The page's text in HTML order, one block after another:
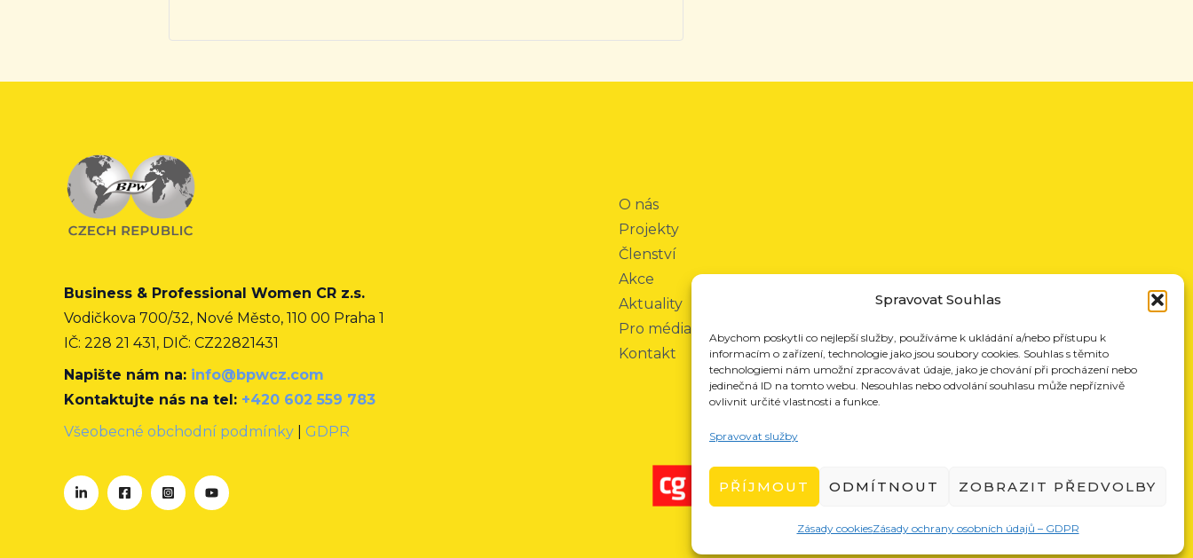
Spravovat Souhlas
Abychom poskytli co nejlepší služby, používáme k ukládání a/nebo přístupu k
informacím o zařízení, technologie jako jsou soubory cookies. Souhlas s těmito
technologiemi nám umožní zpracovávat údaje, jako je chování při procházení nebo
jedinečná ID na tomto webu. Nesouhlas nebo odvolání souhlasu může nepříznivě
ovlivnit určité vlastnosti a funkce.
Spravovat služby
PŘÍJMOUT ODMÍTNOUT ZOBRAZIT PŘEDVOLBY
Zásady cookiesZásady ochrany osobních údajů – GDPR
Business & Professional Women CR z.s.
Vodičkova 700/32, Nové Město, 110 00 Praha 1
IČ: 228 21 431, DIČ: CZ22821431
Napište nám na: info@bpwcz.com
Kontaktujte nás na tel: +420 602 559 783
Všeobecné obchodní podmínky
GDPR
O nás
Projekty
Členství
Akce
Aktuality
Pro média
Kontakt